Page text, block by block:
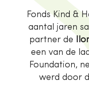
Fonds Kind &
aantal jaren
partner de
een van de
Foundation,
werd door